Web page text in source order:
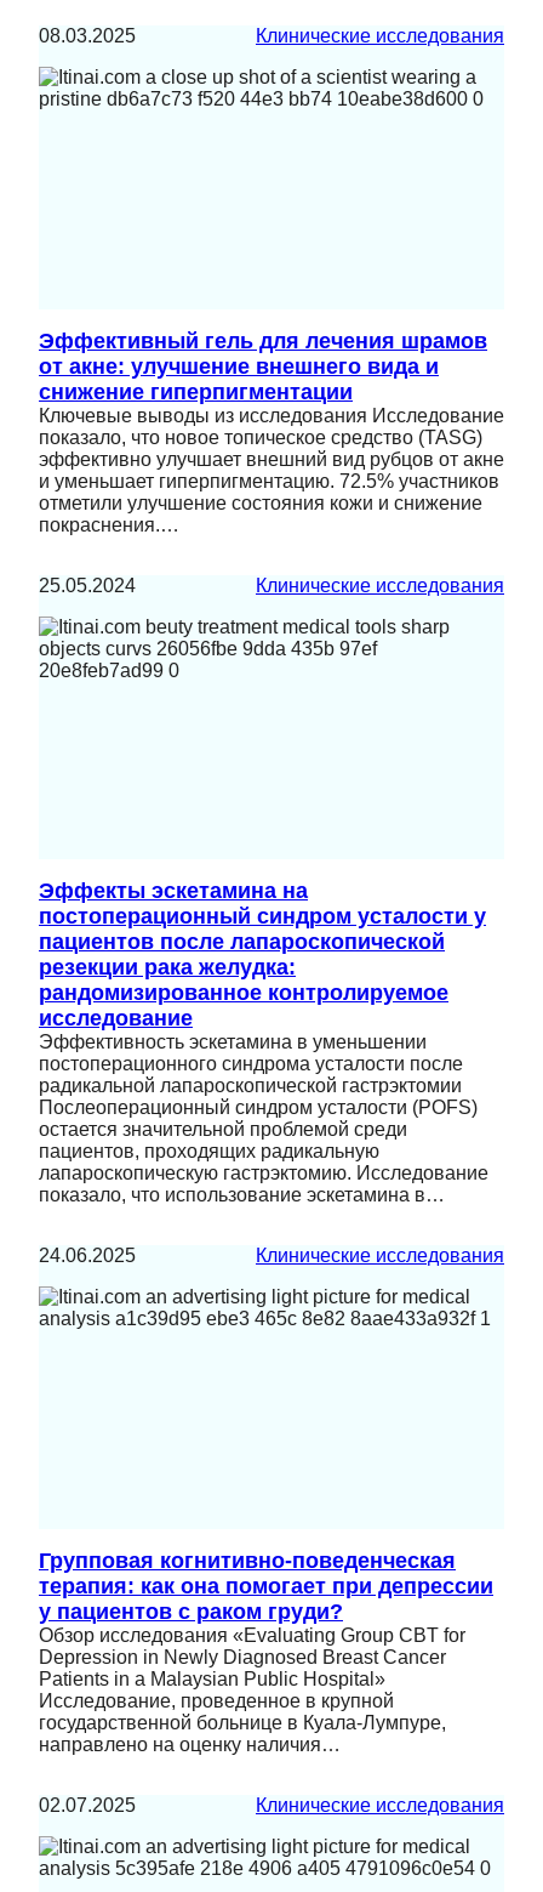
08.03.2025 Клинические исследования
Эффективный гель для лечения шрамов
от акне: улучшение внешнего вида и
снижение гиперпигментации
Ключевые выводы из исследования Исследование
показало, что новое топическое средство (TASG)
эффективно улучшает внешний вид рубцов от акне
и уменьшает гиперпигментацию. 72.5% участников
отметили улучшение состояния кожи и снижение
покраснения.…
25.05.2024 Клинические исследования
Эффекты эскетамина на
постоперационный синдром усталости у
пациентов после лапароскопической
резекции рака желудка:
рандомизированное контролируемое
исследование
Эффективность эскетамина в уменьшении
постоперационного синдрома усталости после
радикальной лапароскопической гастрэктомии
Послеоперационный синдром усталости (POFS)
остается значительной проблемой среди
пациентов, проходящих радикальную
лапароскопическую гастрэктомию. Исследование
показало, что использование эскетамина в…
24.06.2025 Клинические исследования
Групповая когнитивно-поведенческая
терапия: как она помогает при депрессии
у пациентов с раком груди?
Обзор исследования «Evaluating Group CBT for
Depression in Newly Diagnosed Breast Cancer
Patients in a Malaysian Public Hospital»
Исследование, проведенное в крупной
государственной больнице в Куала-Лумпуре,
направлено на оценку наличия…
02.07.2025 Клинические исследования